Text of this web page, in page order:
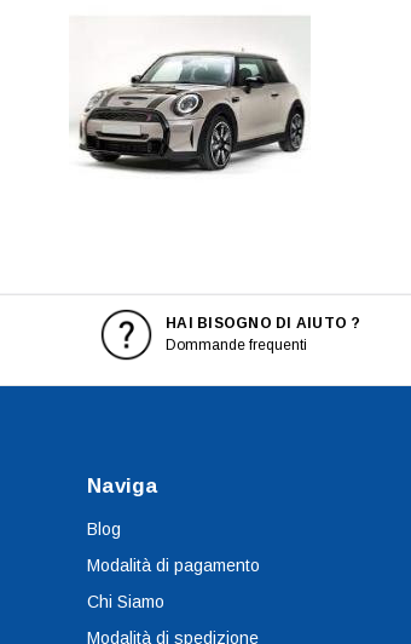
HAI BISOGNO DI AIUTO ?
Dommande frequenti
Naviga
Blog
Modalità di pagamento
Chi Siamo
Modalità di spedizione